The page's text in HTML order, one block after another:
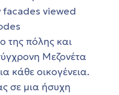
της πόλης και
Μεζονέτα
κάθε οικογένεια.
σε μια ήσυχη